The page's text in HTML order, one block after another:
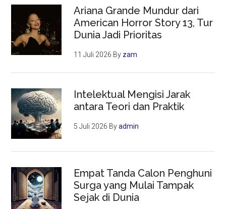
Ariana Grande Mundur dari
American Horror Story 13, Tur
Dunia Jadi Prioritas
11 Juli 2026 By zam
Intelektual Mengisi Jarak
antara Teori dan Praktik
5 Juli 2026 Byadmin
Empat Tanda Calon Penghuni
Surga yang Mulai Tampak
Sejak di Dunia